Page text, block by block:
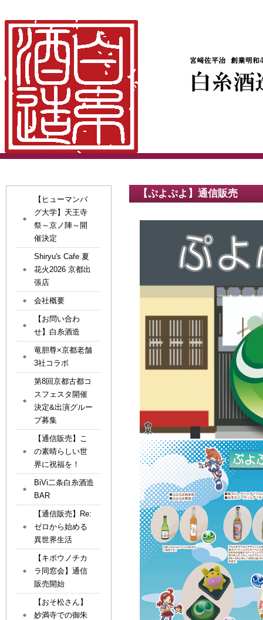
【ぷよぷよ】通信販売
【ヒューマンバ
グ大学】天王寺
祭～京ノ陣～開
催決定
Shiryu's Cafe 夏
花火2026 京都出
張店
会社概要
【お問い合わ
せ】白糸酒造
竜胆尊×京都老舗
3社コラボ
第8回京都古都コ
スフェスタ開催
決定&出演グルー
プ募集
【通信販売】こ
の素晴らしい世
界に祝福を！
BiVi二条白糸酒造
BAR
【通信販売】Re:
ゼロから始める
異世界生活
【キボウノチカ
ラ同窓会】通信
販売開始
【おそ松さん】
妙満寺での御朱